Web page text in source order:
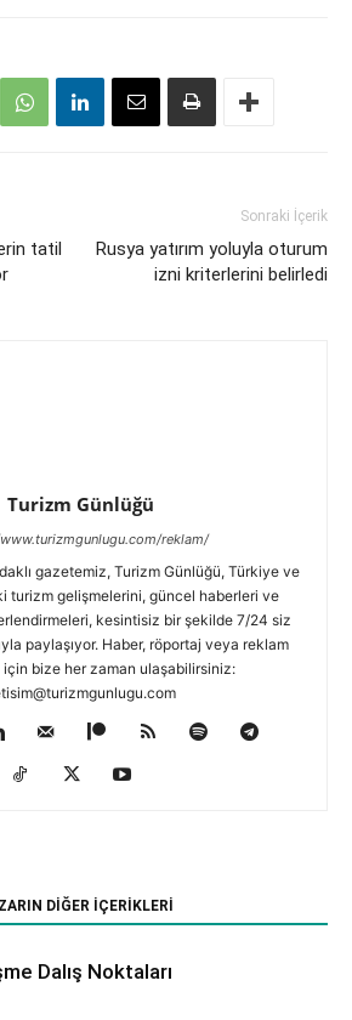
tatil
Sonraki İçerik
Rusya yatırım yoluyla oturum
izni kriterlerini belirledi
Turizm Günlüğü
reklam/
gazetemiz, Turizm Günlüğü, Türkiye ve
turizm gelişmelerini, güncel haberleri ve
kesintisiz bir şekilde 7/24 siz
paylaşıyor. Haber, röportaj veya reklam
bize her zaman ulaşabilirsiniz:
DIĞER İÇERIKLERI
Dalış Noktaları